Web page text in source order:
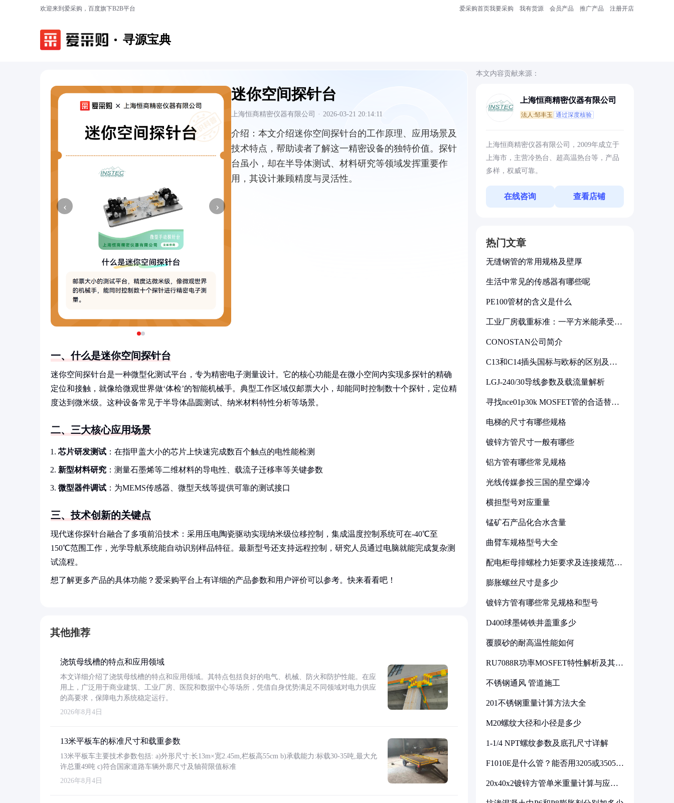
欢迎来到爱采购，百度旗下B2B平台 爱采购首页我要采购 我有货源 会员产品 推广产品 注册开店
寻源宝典
‹ ›
迷你空间探针台
上海恒商精密仪器有限公司 · 2026-03-21 20:14:11
介绍： 本文介绍迷你空间探针台的工作原理、应用场景及
技术特点，帮助读者了解这一精密设备的独特价值。探针
台虽小，却在半导体测试、材料研究等领域发挥重要作
用，其设计兼顾精度与灵活性。
一、什么是迷你空间探针台
迷你空间探针台是一种微型化测试平台，专为精密电子测量设计。它的核心功能是在微小空间内实现多探针的精确
定位和接触，就像给微观世界做‘体检’的智能机械手。典型工作区域仅邮票大小，却能同时控制数十个探针，定位精
度达到微米级。这种设备常见于半导体晶圆测试、纳米材料特性分析等场景。
二、三大核心应用场景
芯片研发测试 ：在指甲盖大小的芯片上快速完成数百个触点的电性能检测
新型材料研究 ：测量石墨烯等二维材料的导电性、载流子迁移率等关键参数
微型器件调试 ：为MEMS传感器、微型天线等提供可靠的测试接口
三、技术创新的关键点
现代迷你探针台融合了多项前沿技术：采用压电陶瓷驱动实现纳米级位移控制，集成温度控制系统可在-40℃至
150℃范围工作，光学导航系统能自动识别样品特征。最新型号还支持远程控制，研究人员通过电脑就能完成复杂测
试流程。
想了解更多产品的具体功能？爱采购平台上有详细的产品参数和用户评价可以参考。快来看看吧！
其他推荐
浇筑母线槽的特点和应用领域
本文详细介绍了浇筑母线槽的特点和应用领域。其特点包括良好的电气、机械、防火和防护性能。在应
用上，广泛用于商业建筑、工业厂房、医院和数据中心等场所，凭借自身优势满足不同领域对电力供应
的高要求，保障电力系统稳定运行。
2026年8月4日
13米平板车的标准尺寸和载重参数
13米平板车主要技术参数包括: a)外形尺寸:长13m×宽2.45m,栏板高55cm b)承载能力:标载30-35吨,最大允
许总重49吨 c)符合国家道路车辆外廓尺寸及轴荷限值标准
2026年8月4日
本文内容贡献来源：
上海恒商精密仪器有限公司
法人:邹丰玉 通过深度核验
上海恒商精密仪器有限公司，2009年成立于
上海市，主营冷热台、超高温热台等，产品
多样，权威可靠。
在线咨询 查看店铺
热门文章
无缝钢管的常用规格及壁厚
生活中常见的传感器有哪些呢
PE100管材的含义是什么
工业厂房载重标准：一平方米能承受多
CONOSTAN公司简介
C13和C14插头国标与欧标的区别及其
LGJ-240/30导线参数及载流量解析
寻找nce01p30k MOSFET管的合适替代
电梯的尺寸有哪些规格
镀锌方管尺寸一般有哪些
铝方管有哪些常见规格
光线传媒参投三国的星空爆冷
横担型号对应重量
锰矿石产品化合水含量
曲臂车规格型号大全
配电柜母排螺栓力矩要求及连接规范详
膨胀螺丝尺寸是多少
镀锌方管有哪些常见规格和型号
D400球墨铸铁井盖重多少
覆膜砂的耐高温性能如何
RU7088R功率MOSFET特性解析及其在
不锈钢通风 管道施工
201不锈钢重量计算方法大全
M20螺纹大径和小径是多少
1-1/4 NPT螺纹参数及底孔尺寸详解
F1010E是什么管？能否用3205或3505代
20x40x2镀锌方管单米重量计算与应用